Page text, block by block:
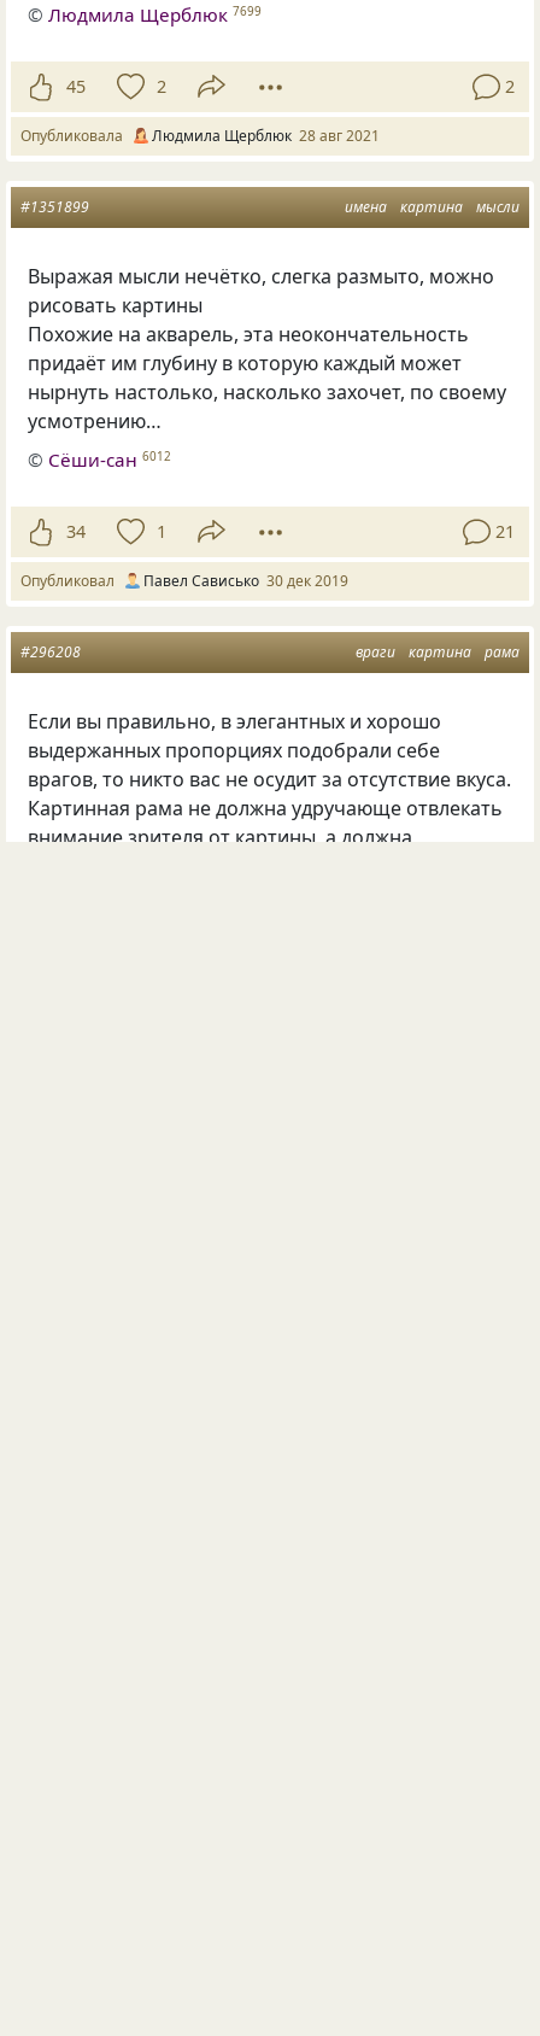
©Людмила Щерблюк 7699
45 2 2
Опубликовала Людмила Щерблюк 28 авг 2021
имена картина мысли
#1351899
Выражая мысли нечётко, слегка размыто, можно
рисовать картины
Похожие на акварель, эта неокончательность
придаёт им глубину в которую каждый может
нырнуть настолько, насколько захочет, по своему
усмотрению…
© Сёши-сан 6012
34 1 21
Опубликовал Павел Сависько 30 дек 2019
враги картина рама
#296208
Если вы правильно, в элегантных и хорошо
выдержанных пропорциях подобрали себе
врагов, то никто вас не осудит за отсутствие вкуса.
Картинная рама не должна удручающе отвлекать
внимание зрителя от картины, а должна